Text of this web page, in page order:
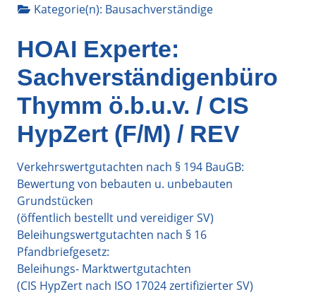
Kategorie(n): Bausachverständige
HOAI Experte:
Sachverständigenbüro
Thymm ö.b.u.v. / CIS
HypZert (F/M) / REV
Verkehrswertgutachten nach § 194 BauGB:
Bewertung von bebauten u. unbebauten
Grundstücken
(öffentlich bestellt und vereidiger SV)
Beleihungswertgutachten nach § 16
Pfandbriefgesetz:
Beleihungs- Marktwertgutachten
(CIS HypZert nach ISO 17024 zertifizierter SV)